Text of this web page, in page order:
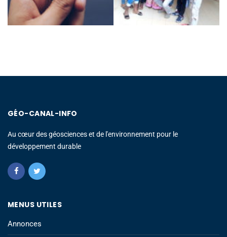
GÉO-CANAL-INFO
Au cœur des géosciences et de l'environnement pour le
développement durable
MENUS UTILES
Annonces